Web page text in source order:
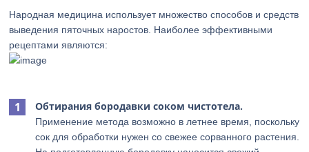
Народная медицина использует множество способов и средств
выведения пяточных наростов. Наиболее эффективными
рецептами являются:
Обтирания бородавки соком чистотела.
Применение метода возможно в летнее время, поскольку
сок для обработки нужен со свежее сорванного растения.